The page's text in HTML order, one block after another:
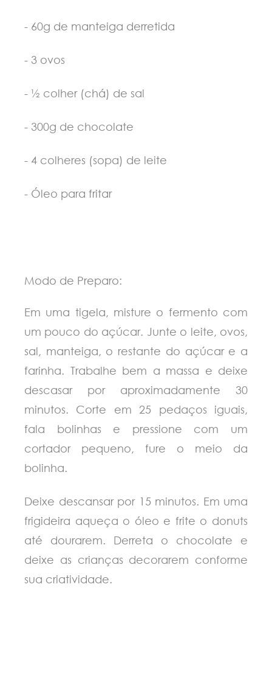
- 60g de manteiga derretida
- 3 ovos
- ½ colher (chá) de sal
- 300g de chocolate
- 4 colheres (sopa) de leite
- Óleo para fritar
Modo de Preparo:
Em uma tigela, misture o fermento com
um pouco do açúcar. Junte o leite, ovos,
sal, manteiga, o restante do açúcar e a
farinha. Trabalhe bem a massa e deixe
descasar por aproximadamente 30
minutos. Corte em 25 pedaços iguais,
fala bolinhas e pressione com um
cortador pequeno, fure o meio da
bolinha.
Deixe descansar por 15 minutos. Em uma
frigideira aqueça o óleo e frite o donuts
até dourarem. Derreta o chocolate e
deixe as crianças decorarem conforme
sua criatividade.